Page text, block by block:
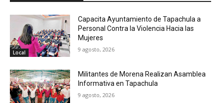
Local
Capacita Ayuntamiento de Tapachula a
Personal Contra la Violencia Hacia las
Mujeres
9 agosto, 2026
Militantes de Morena Realizan Asamblea
Informativa en Tapachula
9 agosto, 2026